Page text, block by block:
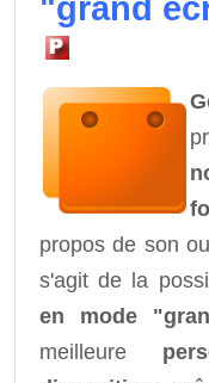
"grand
propos de son
s'agit de la
en mode
meilleure